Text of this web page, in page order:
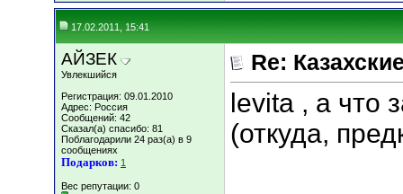
17.02.2011, 15:41
АЙЗЕК
Увлекшийся
Регистрация: 09.01.2010
Адрес: Россия
Сообщений: 42
Сказал(а) спасибо: 81
Поблагодарили 24 раз(а) в 9
сообщениях
Подарков: 1
Вес репутации: 0
Re:
levita , а что
(откуда,